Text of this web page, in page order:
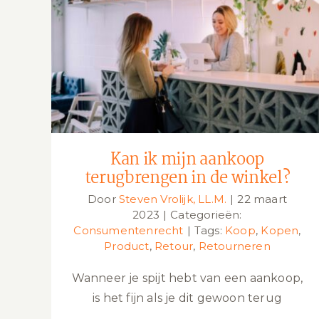
Kan ik mijn aankoop terugbrengen in
de winkel?
Kan ik mijn aankoop
terugbrengen in de winkel?
Door Steven Vrolijk, LL.M. | 22 maart
2023 | Categorieën:
Consumentenrecht | Tags: Koop, Kopen,
Product, Retour, Retourneren
Wanneer je spijt hebt van een aankoop,
is het fijn als je dit gewoon terug